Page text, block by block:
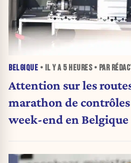
BELGIQUE • IL Y A 5 HEURES• PAR
Attention sur les
marathon de contrôles
week-end en Belgique